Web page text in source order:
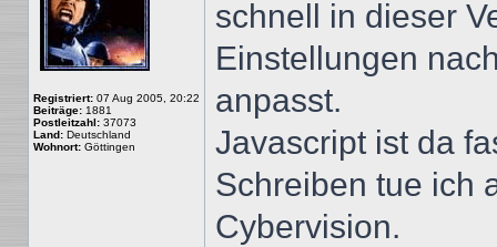
Registriert: 07 Aug 2005, 20:22
Beiträge: 1881
Postleitzahl: 37073
Land: Deutschland
Wohnort: Göttingen
schnell in dieser
Einstellungen
anpasst.
Javascript ist da
Schreiben tue ich
Cybervision.